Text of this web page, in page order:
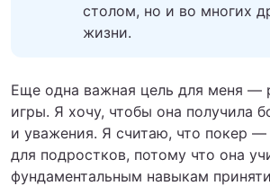
столом, но и во многих
жизни.
Еще одна важная цель для меня —
игры. Я хочу, чтобы она получила
и уважения. Я считаю, что покер —
для подростков, потому что она
фундаментальным навыкам